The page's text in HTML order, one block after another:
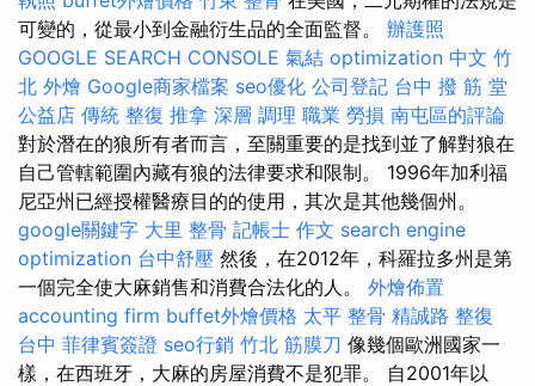
可變的，從最小到金融衍生品的全面監督。 辦護照
GOOGLE SEARCH CONSOLE 氣結 optimization 中文 竹
北 外燴 Google商家檔案 seo優化 公司登記 台中 撥 筋 堂
公益店 傳統 整復 推拿 深層 調理 職業 勞損 南屯區的評論
對於潛在的狼所有者而言，至關重要的是找到並了解對狼在
自己管轄範圍內藏有狼的法律要求和限制。 1996年加利福
尼亞州已經授權醫療目的的使用，其次是其他幾個州。
google關鍵字 大里 整骨 記帳士 作文 search engine
optimization 台中舒壓 然後，在2012年，科羅拉多州是第
一個完全使大麻銷售和消費合法化的人。 外燴佈置
accounting firm buffet外燴價格 太平 整骨 精誠路 整復
台中 菲律賓簽證 seo行銷 竹北 筋膜刀 像幾個歐洲國家一
樣，在西班牙，大麻的房屋消費不是犯罪。 自2001年以